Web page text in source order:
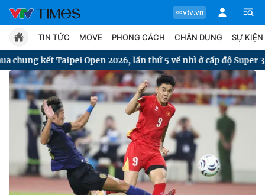
vtv.vn
Chuyên mục
Tin tức
Move
Phong cách
TIN TỨC MOVE PHONG CÁCH CHÂN DUNG SỰ KIỆN
2026, lần thứ 5 về nhì ở cấp độ Super 300 Tham